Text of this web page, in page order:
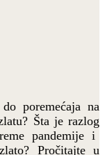
poremećaja na
Šta je razlog
pandemije i
Pročitajte u